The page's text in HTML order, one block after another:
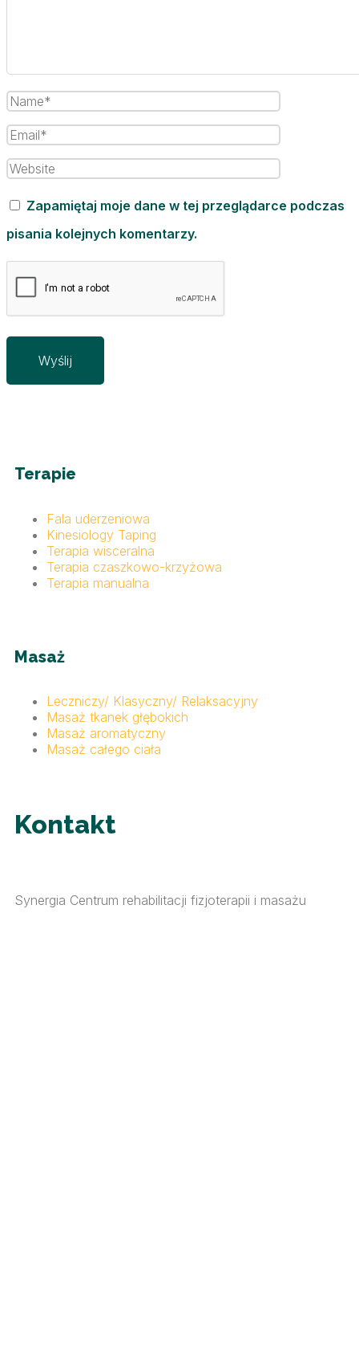
Zapamiętaj moje dane w tej przeglądarce podczas
pisania kolejnych komentarzy.
Terapie
Fala uderzeniowa
Kinesiology Taping
Terapia wisceralna
Terapia czaszkowo-krzyżowa
Terapia manualna
Masaż
Leczniczy/ Klasyczny/ Relaksacyjny
Masaż tkanek głębokich
Masaż aromatyczny
Masaż całego ciała
Kontakt
Synergia Centrum rehabilitacji fizjoterapii i masażu